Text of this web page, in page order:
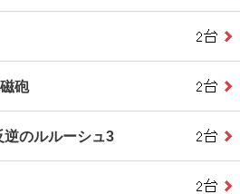
砲
のルルーシュ3